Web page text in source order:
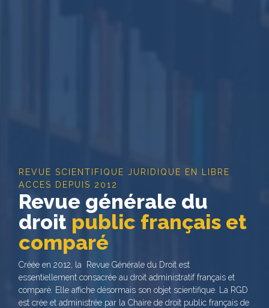
REVUE SCIENTIFIQUE JURIDIQUE EN LIBRE
ACCES DEPUIS 2012
Revue générale du
droit public français et
comparé
Créée en 2012, la Revue Générale du Droit est
essentiellement consacrée au droit administratif français et
comparé. Elle affiche désormais son objet scientifique. La RGD
est crée et administrée par la Chaire de droit public français de